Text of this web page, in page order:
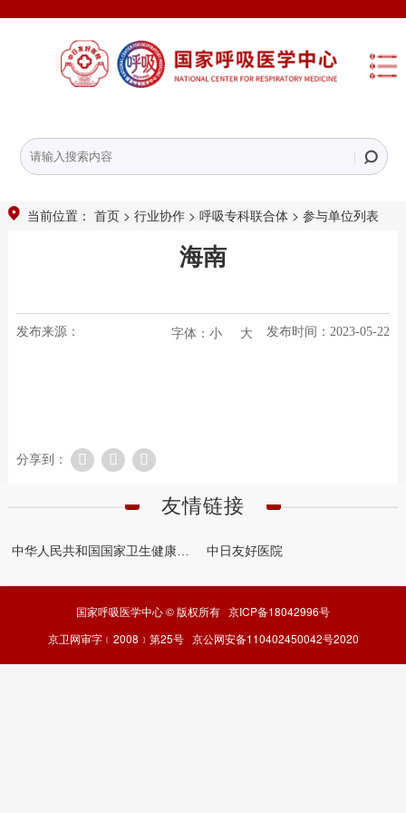
当前位置： 首页> 行业协作> 呼吸专科联合体> 参与单位列表
海南
发布来源： 发布时间：2023-05-22
字体：小 大
分享到：
友情链接
中华人民共和国国家卫生健康委员会 中日友好医院
国家呼吸医学中心 © 版权所有 京ICP备18042996号
京卫网审字﹝2008﹞第25号 京公网安备110402450042号2020